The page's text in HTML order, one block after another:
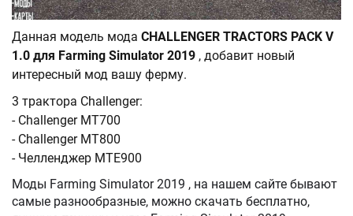
Данная модель мода CHALLENGER TRACTORS PACK V
1.0 для Farming Simulator 2019 , добавит новый
интересный мод вашу ферму.
3 трактора Challenger:
- Challenger MT700
- Challenger MT800
- Челленджер MTE900
Моды Farming Simulator 2019 , на нашем сайте бывают
самые разнообразные, можно скачать бесплатно,